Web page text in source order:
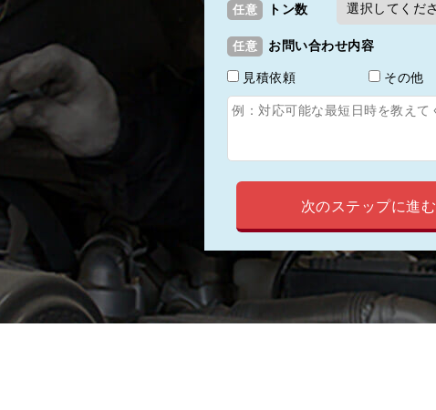
トン数
お問い合わせ内容
見積依頼 その他
次のステップに進む